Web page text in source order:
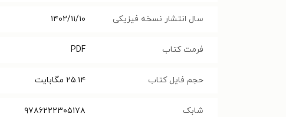
سال انتشار نسخه فیزیکی ۱۴۰۲/۱۱/۱۰
فرمت کتاب PDF
حجم فایل کتاب ۲۵.۱۴ مگابایت
شابک ۹۷۸۶۲۲۲۳۰۵۱۷۸